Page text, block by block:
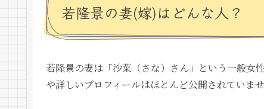
若隆景の妻(嫁)はどんな人？
若隆景の妻は「沙菜（さな）さん」という一般女
や詳しいプロフィールはほとんど公開されていませ